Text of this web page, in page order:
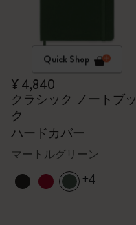
Quick Shop
¥ 4,840
クラシック ノートブッ
ク
ハードカバー
マートルグリーン
+4